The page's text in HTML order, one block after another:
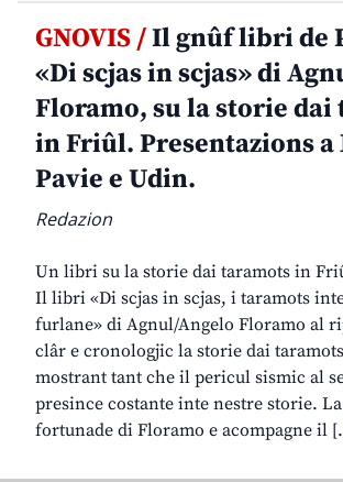
GNOVIS /Il gnûf libri de
«Di scjas in scjas» di
Floramo, su la storie dai
in Friûl. Presentazions a
Pavie e Udin.
Redazion
Un libri su la storie dai taramots in
Il libri «Di scjas in scjas, i taramots
furlane» di Agnul/Angelo Floramo al
clâr e cronologjic la storie dai
mostrant tant che il pericul sismic al
presince costante inte nestre storie.
fortunade di Floramo e acompagne il